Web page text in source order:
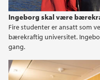
Ingeborg skal være
Fire studenter er ansatt som
bærekraftig universitet.
gang.